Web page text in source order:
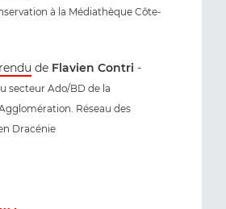
à la Médiathèque Côte-
de Flavien Contri -
secteur Ado/BD de la
Réseau des
Dracénie